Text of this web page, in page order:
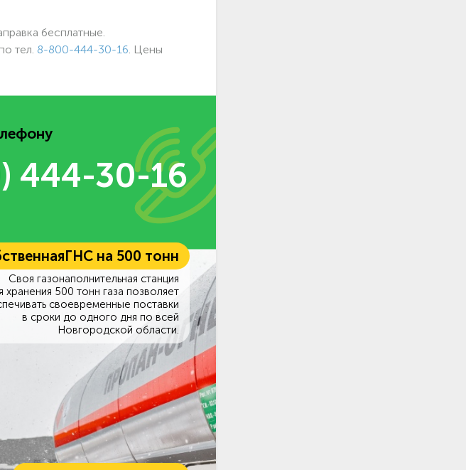
бесплатные.
тел. 8-800-444-30-16 . Цены
444-30-16
ГНС на 500 тонн
Своя газонаполнительная станция
хранения 500 тонн газа позволяет
своевременные поставки
в сроки до одного дня по всей
Новгородской области.